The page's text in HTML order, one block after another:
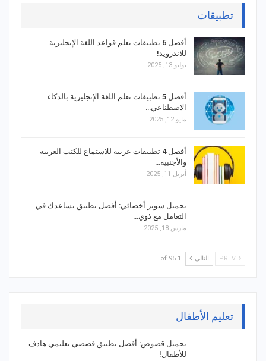
تطبيقات
أفضل 6 تطبيقات تعلم قواعد اللغة الإنجليزية
للاندرويد!
يوليو 13, 2025
أفضل 5 تطبيقات تعلم اللغة الإنجليزية بالذكاء
الاصطناعي…
مايو 12, 2025
أفضل 4 تطبيقات عربية للاستماع للكتب العربية
والأجنبية…
أبريل 11, 2025
تحميل سوبر أخصائي: أفضل تطبيق يساعدك في
التعامل مع ذوي…
مارس 18, 2025
التالي 1 of 95
تعليم الأطفال
تحميل قصوص: أفضل تطبيق قصصي تعليمي هادف
للأطفال!